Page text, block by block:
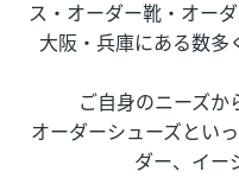
ス・オーダー靴・オー
大阪・兵庫にある数多
ご自身のニーズか
オーダーシューズとい
ダー、イー